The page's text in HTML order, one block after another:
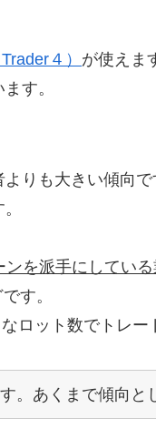
４） が使えま
す。
りも大きい傾向で
を派手にしてい
す。
ロット数でトレー
。あくまで傾向と